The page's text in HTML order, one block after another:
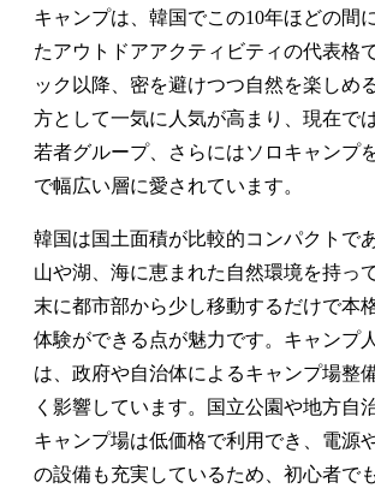
キャンプは、韓国でこの10年ほどの間
たアウトドアアクティビティの代表格
ック以降、密を避けつつ自然を楽しめ
方として一気に人気が高まり、現在で
若者グループ、さらにはソロキャンプ
で幅広い層に愛されています。
韓国は国土面積が比較的コンパクトで
山や湖、海に恵まれた自然環境を持っ
末に都市部から少し移動するだけで本
体験ができる点が魅力です。キャンプ
は、政府や自治体によるキャンプ場整
く影響しています。国立公園や地方自
キャンプ場は低価格で利用でき、電源
の設備も充実しているため、初心者で